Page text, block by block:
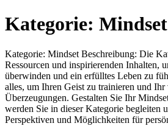
Kategorie: Mindset
Kategorie: Mindset Beschreibung: Die
Ressourcen und inspirierenden Inhalten,
überwinden und ein erfülltes Leben zu
alles, um Ihren Geist zu trainieren und
Überzeugungen. Gestalten Sie Ihr
werden Sie in dieser Kategorie begleiten
Perspektiven und Möglichkeiten für